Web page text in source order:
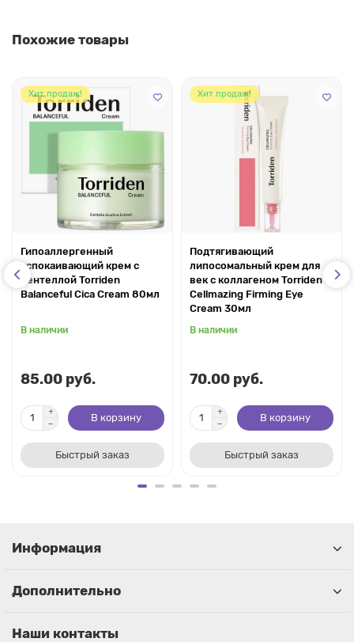
Похожие товары
Хит продаж!
Гипоаллергенный
успокаивающий крем с
центеллой Torriden
Balanceful Cica Cream 80мл
В наличии
85.00 руб.
В корзину
Быстрый заказ
Хит продаж!
Подтягивающий
липосомальный крем для
век с коллагеном Torriden
Cellmazing Firming Eye
Cream 30мл
В наличии
70.00 руб.
В корзину
Быстрый заказ
Информация
Дополнительно
Наши контакты